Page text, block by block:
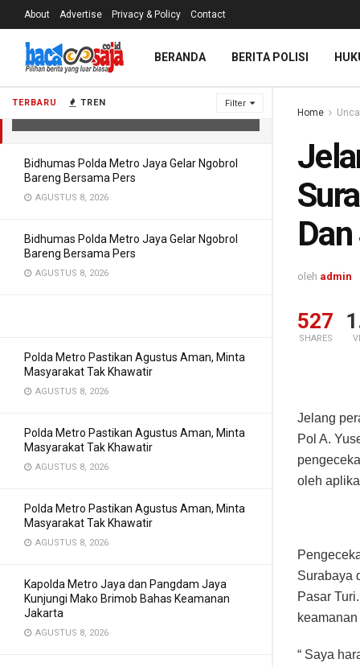
TERBARU TREN Filter
Jelang Nataru Kapolrestabes
Surabaya Bersama PJU Cek Gereja
Bidhumas Polda Metro Jaya Gelar Ngobrol
Bareng Bersama Pers
AGUSTUS 8, 2026
Bidhumas Polda Metro Jaya Gelar Ngobrol
Bareng Bersama Pers
AGUSTUS 8, 2026
Polda Metro Pastikan Agustus Aman, Minta
Masyarakat Tak Khawatir
AGUSTUS 8, 2026
Polda Metro Pastikan Agustus Aman, Minta
Masyarakat Tak Khawatir
AGUSTUS 8, 2026
Polda Metro Pastikan Agustus Aman, Minta
Masyarakat Tak Khawatir
AGUSTUS 8, 2026
Kapolda Metro Jaya dan Pangdam Jaya
Kunjungi Mako Brimob Bahas Keamanan
Jakarta
AGUSTUS 8, 2026
About Advertise Privacy & Policy Contact
BERANDA BERITA POLISI
Home
oleh admin
527
SHARES
Jelang
Pol A.
oleh
Surabaya
Pasar
“ Saya